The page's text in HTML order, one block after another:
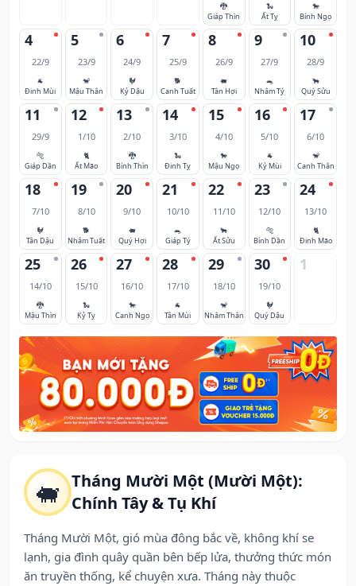
🐖 Tháng Mười Một (Mười Một):
Chính Tây & Tụ Khí
Tháng Mười Một, gió mùa đông bắc về, không khí se
lạnh, gia đình quây quần bên bếp lửa, thưởng thức món
ăn truyền thống, kể chuyện xưa. Tháng này thuộc
🐉
Giáp Thìn
🐍
Ất Tỵ
🐎
Bính Ngọ
4
22/9
🐐
Đinh Mùi
5
23/9
🐒
Mậu Thân
6
24/9
🐓
Kỷ Dậu
7
25/9
🐕
Canh Tuất
8
26/9
🐖
Tân Hợi
9
27/9
🐀
Nhâm Tý
10
28/9
🐂
Quý Sửu
11
29/9
🐅
Giáp Dần
12
1/10
🐈
Ất Mão
13
2/10
🐉
Bính Thìn
14
3/10
🐍
Đinh Tỵ
15
4/10
🐎
Mậu Ngọ
16
5/10
🐐
Kỷ Mùi
17
6/10
🐒
Canh Thân
18
7/10
🐓
Tân Dậu
19
8/10
🐕
Nhâm Tuất
20
9/10
🐖
Quý Hợi
21
10/10
🐀
Giáp Tý
22
11/10
🐂
Ất Sửu
23
12/10
🐅
Bính Dần
24
13/10
🐈
Đinh Mão
25
14/10
🐉
Mậu Thìn
26
15/10
🐍
Kỷ Tỵ
27
16/10
🐎
Canh Ngọ
28
17/10
🐐
Tân Mùi
29
18/10
🐒
Nhâm Thân
30
19/10
🐓
Quý Dậu
1